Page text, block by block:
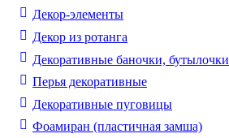
Декор-элементы
Декор из ротанга
Декоративные баночки, бутылочки
Перья декоративные
Декоративные пуговицы
Фоамиран (пластичная замша)